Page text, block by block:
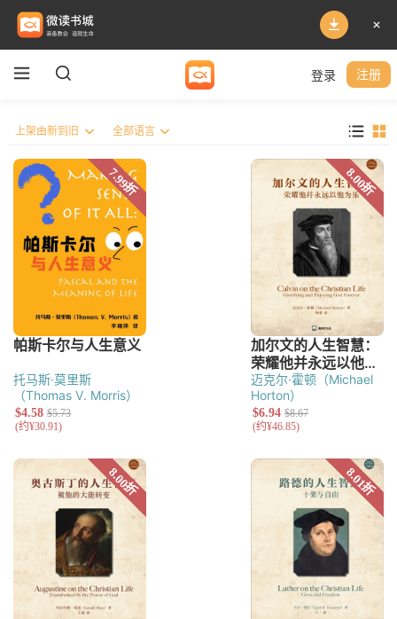
登录 注册
托马斯·莫里斯
（Thomas V. Morris）
迈克尔·霍顿（Michael
Horton）